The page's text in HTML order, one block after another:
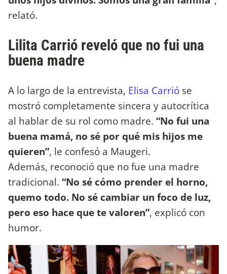
relató.
Lilita Carrió reveló que no fui una
buena madre
A lo largo de la entrevista, Elisa Carrió se
mostró completamente sincera y autocrítica
al hablar de su rol como madre. “No fui una
buena mamá, no sé por qué mis hijos me
quieren”, le confesó a Maugeri.
Además, reconoció que no fue una madre
tradicional. “No sé cómo prender el horno,
quemo todo. No sé cambiar un foco de luz,
pero eso hace que te valoren”, explicó con
humor.